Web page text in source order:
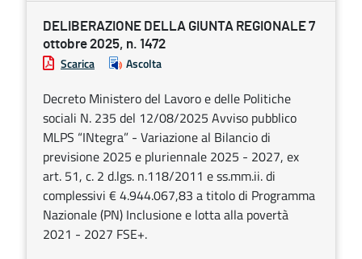
DELIBERAZIONE DELLA GIUNTA REGIONALE 7
ottobre 2025, n. 1472
Scarica Ascolta
Decreto Ministero del Lavoro e delle Politiche
sociali N. 235 del 12/08/2025 Avviso pubblico
MLPS “INtegra” - Variazione al Bilancio di
previsione 2025 e pluriennale 2025 - 2027, ex
art. 51, c. 2 d.lgs. n.118/2011 e ss.mm.ii. di
complessivi € 4.944.067,83 a titolo di Programma
Nazionale (PN) Inclusione e lotta alla povertà
2021 - 2027 FSE+.